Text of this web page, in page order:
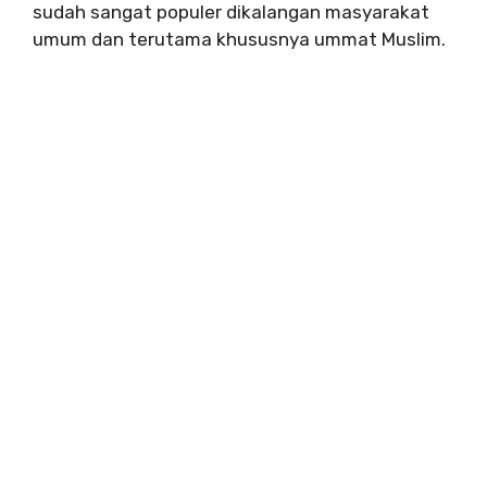
sudah sangat populer dikalangan masyarakat
umum dan terutama khususnya ummat Muslim.